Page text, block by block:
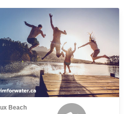
Beach